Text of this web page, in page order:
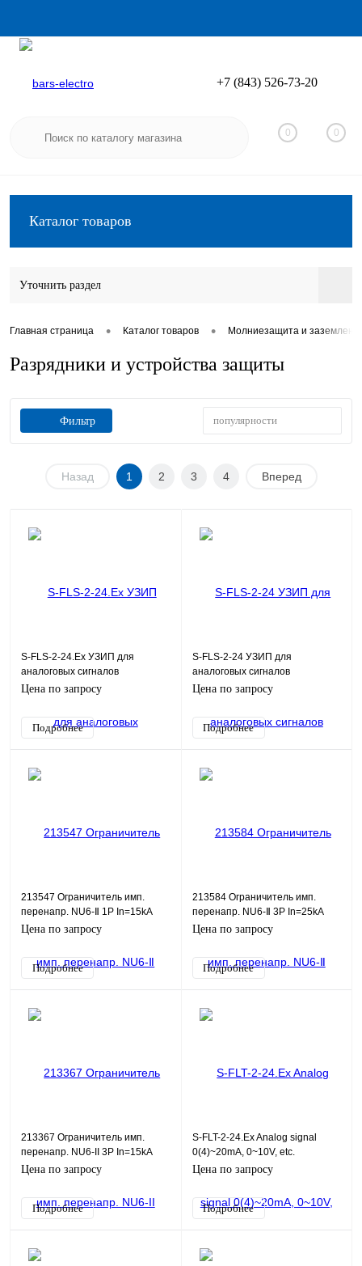
Вход
+7 (843) 526-73-20
0 0
Каталог товаров
Уточнить раздел
Главная страница • Каталог товаров • Молниезащита и
Разрядники и устройства защиты
Фильтр популярности
Назад 1 2 3 4 Вперед
S-FLS-2-24.Ex УЗИП для
аналоговых сигналов
0(4)~20mA, 0~10V
Цена по запросу
Подробнее
S-FLS-2-24 УЗИП для
аналоговых сигналов
0(4)~20mA, 0~10V
Цена по запросу
Подробнее
213547 Ограничитель имп.
перенапр. NU6-Ⅱ 1Р In=15kA
Uc=460B Im=40kA (R)(CHINT)
Цена по запросу
Подробнее
213584 Ограничитель имп.
перенапр. NU6-Ⅱ 3Р In=25kA
Uc=460B Im=60kA (R)(CHINT)
Цена по запросу
Подробнее
213367 Ограничитель имп.
перенапр. NU6-II 3Р In=15kA
Uc=385B Im=40kA (CHINT)
Цена по запросу
Подробнее
S-FLT-2-24.Ex Analog signal
0(4)~20mA, 0~10V, etc.
Цена по запросу
Подробнее